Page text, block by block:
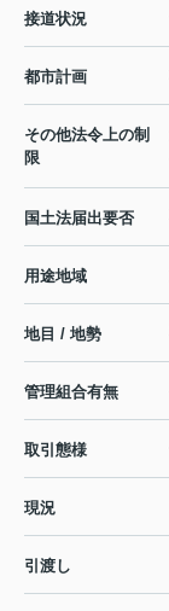
接道状況
都市計画
その他法令上の制
限
国土法届出要否
用途地域
地目 / 地勢
管理組合有無
取引態様
現況
引渡し